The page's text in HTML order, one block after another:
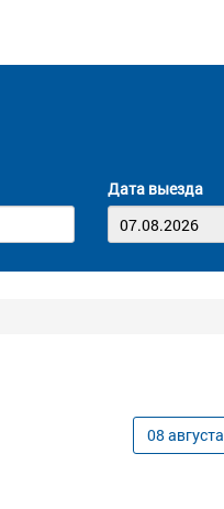
Дата выезда
08 августа